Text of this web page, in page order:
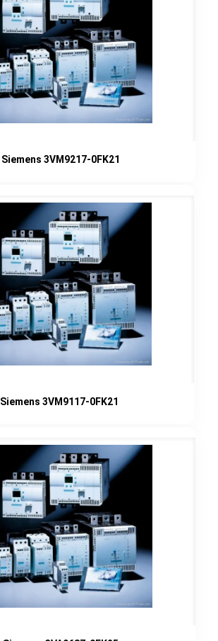
Siemens 3VM9217-0FK21
Siemens 3VM9117-0FK21